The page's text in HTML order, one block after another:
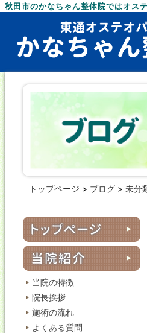
秋田市のかなちゃん整体院ではオス
トップページ > ブログ > 未分
当院の特徴
院長挨拶
施術の流れ
よくある質問